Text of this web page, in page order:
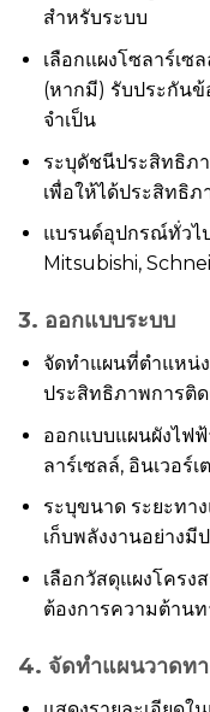
สำหรับระบบ
เลือกแผงโซลาร์เซ
(หากมี) รับประกันข้
จำเป็น
ระบุดัชนีประสิทธิภ
เพื่อให้ได้ประสิทธิภ
แบรนด์อุปกรณ์ทั่วไ
Mitsubishi,
3. ออกแบบระบบ
จัดทำแผนที่ตำแหน่
ประสิทธิภาพการติ
ออกแบบแผนผังไฟ
ลาร์เซลล์, อินเวอร์
ระบุขนาด ระยะทา
เก็บพลังงานอย่าง
เลือกวัสดุแผงโครง
ต้องการความต้าน
4. จัดทำแผนวาดทา